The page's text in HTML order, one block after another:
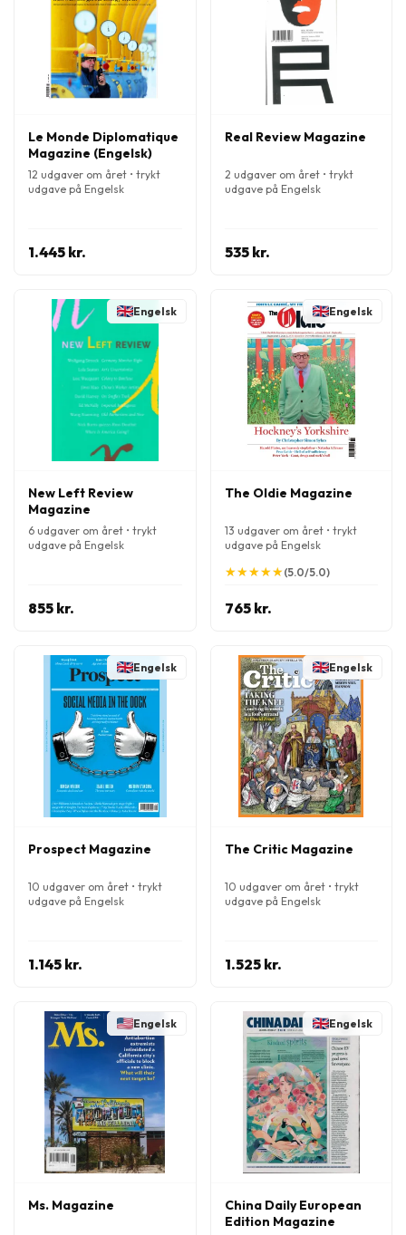
Le Monde Diplomatique
Magazine (Engelsk)
12 udgaver om året • trykt
udgave på Engelsk
1.445 kr.
Real Review Magazine
2 udgaver om året • trykt
udgave på Engelsk
535 kr.
Engelsk
New Left Review
Magazine
6 udgaver om året • trykt
udgave på Engelsk
855 kr.
Engelsk
The Oldie Magazine
13 udgaver om året • trykt
udgave på Engelsk
★
★★
★★
★★
★★
★(5.0/5.0)
765 kr.
Engelsk
Prospect Magazine
10 udgaver om året • trykt
udgave på Engelsk
1.145 kr.
Engelsk
The Critic Magazine
10 udgaver om året • trykt
udgave på Engelsk
1.525 kr.
Engelsk
Ms. Magazine
Engelsk
China Daily European
Edition Magazine